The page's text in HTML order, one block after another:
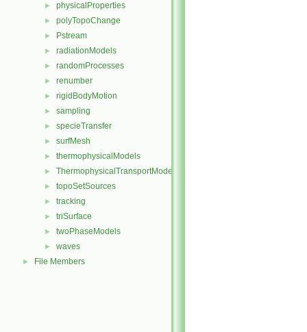
► physicalProperties
► polyTopoChange
► Pstream
► radiationModels
► randomProcesses
► renumber
► rigidBodyMotion
► sampling
► specieTransfer
► surfMesh
► thermophysicalModels
► ThermophysicalTransportModels
► topoSetSources
► tracking
► triSurface
► twoPhaseModels
► waves
► File Members